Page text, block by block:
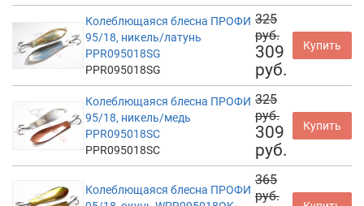
Колеблющаяся блесна ПРОФИ
95/18, никель/латунь
PPR095018SG
PPR095018SG
325
руб.
309
руб.
Купить
Колеблющаяся блесна ПРОФИ
95/18, никель/медь
PPR095018SC
PPR095018SC
325
руб.
309
руб.
Купить
Колеблющаяся блесна ПРОФИ
365
руб.